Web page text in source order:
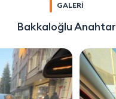
GALERİ
Bakkaloğlu Anahtar